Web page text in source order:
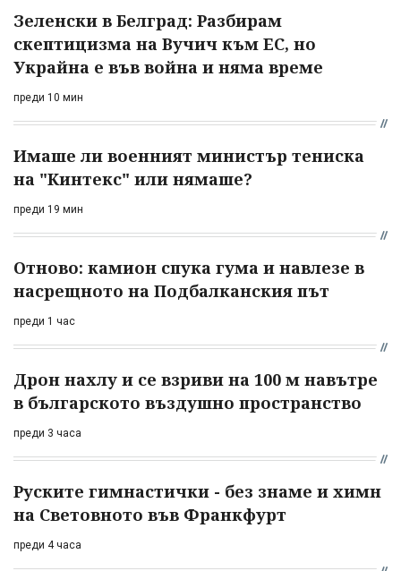
Зеленски в Белград: Разбирам
скептицизма на Вучич към ЕС, но
Украйна е във война и няма време
преди 10 мин
Имаше ли военният министър тениска
на "Кинтекс" или нямаше?
преди 19 мин
Отново: камион спука гума и навлезе в
насрещното на Подбалканския път
преди 1 час
Дрон нахлу и се взриви на 100 м навътре
в българското въздушно пространство
преди 3 часа
Руските гимнастички - без знаме и химн
на Световното във Франкфурт
преди 4 часа